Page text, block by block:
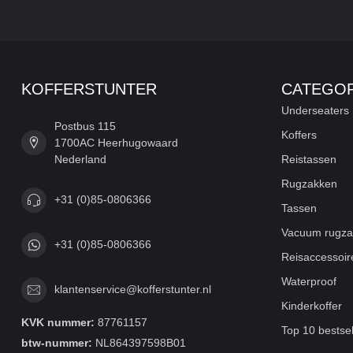
WAT DOET HET TSA-CIJFERSLOT PRECIES?
BLIJFT MIJN KLEDING NETJES IN DEZE KOFFERS?
PASSEN DE KOFFERS VAN DE SET IN ELKAAR?
IS DEZE SMART KOFFERSET OOK IN ANDERE KLEUREN
KOFFERSTUNTER
Postbus 115
1700AC Heerhugowaard
Nederland
+31 (0)85-0806366
+31 (0)85-0806366
klantenservice@kofferstunter.nl
KVK nummer: 87761157
btw-nummer: NL864397598B01
Underseaters
Koffers
Reistassen
Rugzakken
Tassen
Vacuum
Waterproof
Kinderkoffer
Top 10